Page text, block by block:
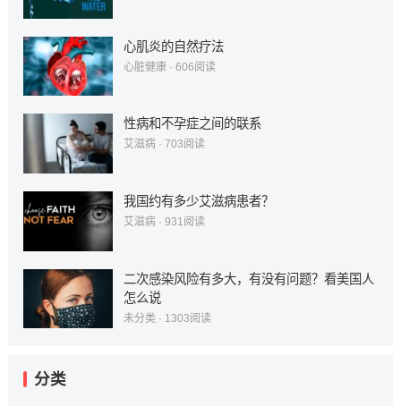
心肌炎的自然疗法
心脏健康· 606阅读
性病和不孕症之间的联系
艾滋病· 703阅读
我国约有多少艾滋病患者？
艾滋病· 931阅读
二次感染风险有多大，有没有问题？看美国人
怎么说
未分类 · 1303阅读
分类